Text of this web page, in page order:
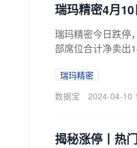
瑞玛精密4月
瑞玛精密今日跌停
部席位合计净卖出
瑞玛精密
数据宝
2024-04-10
揭秘涨停丨热